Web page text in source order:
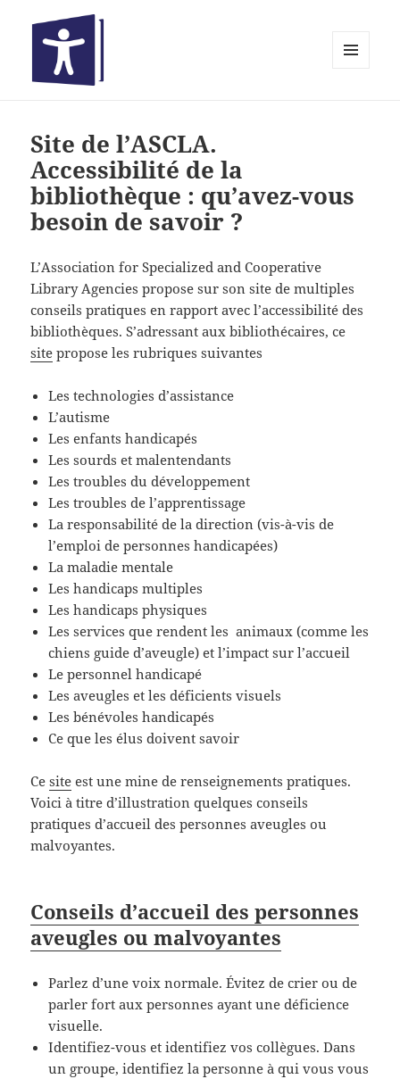
Site de l’ASCLA.
Accessibilité de la
bibliothèque : qu’avez-vous
besoin de savoir ?
L’Association for Specialized and Cooperative
Library Agencies propose sur son site de multiples
conseils pratiques en rapport avec l’accessibilité des
bibliothèques. S’adressant aux bibliothécaires, ce
site propose les rubriques suivantes
Les technologies d’assistance
L’autisme
Les enfants handicapés
Les sourds et malentendants
Les troubles du développement
Les troubles de l’apprentissage
La responsabilité de la direction (vis-à-vis de
l’emploi de personnes handicapées)
La maladie mentale
Les handicaps multiples
Les handicaps physiques
Les services que rendent les animaux (comme les
chiens guide d’aveugle) et l’impact sur l’accueil
Le personnel handicapé
Les aveugles et les déficients visuels
Les bénévoles handicapés
Ce que les élusdoivent savoir
Cesite est une mine de renseignements pratiques.
Voici à titre d’illustration quelques conseils
pratiques d’accueil des personnes aveugles ou
malvoyantes.
Conseils d’accueil des personnes
aveugles ou malvoyantes
Parlez d’une voix normale. Évitez de crier ou de
parler fort aux personnes ayant une déficience
visuelle.
Identifiez-vous et identifiez vos collègues. Dans
un groupe, identifiez la personne à qui vous vous